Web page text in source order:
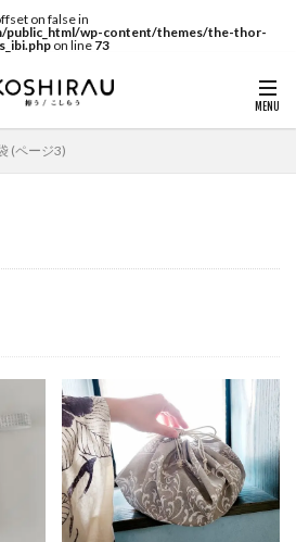
on false in
public_html/wp-content/themes/the-thor-
on line 73
(ページ3)